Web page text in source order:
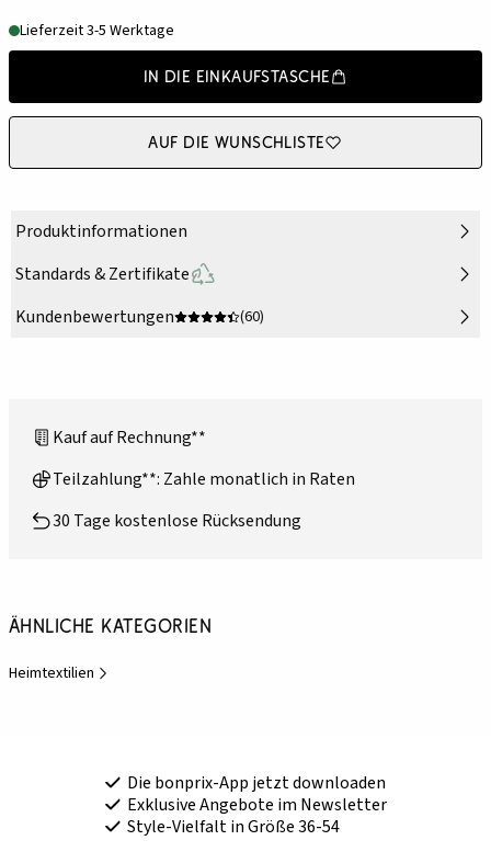
Lieferzeit 3-5 Werktage
In die Einkaufstasche
Auf die Wunschliste
Produktinformationen
Standards & Zertifikate
Kundenbewertungen
(60)
Kauf auf Rechnung**
Teilzahlung**: Zahle monatlich in Raten
30 Tage kostenlose Rücksendung
Ähnliche Kategorien
Heimtextilien
Die bonprix-App jetzt downloaden
Exklusive Angebote im Newsletter
Style-Vielfalt in Größe 36-54